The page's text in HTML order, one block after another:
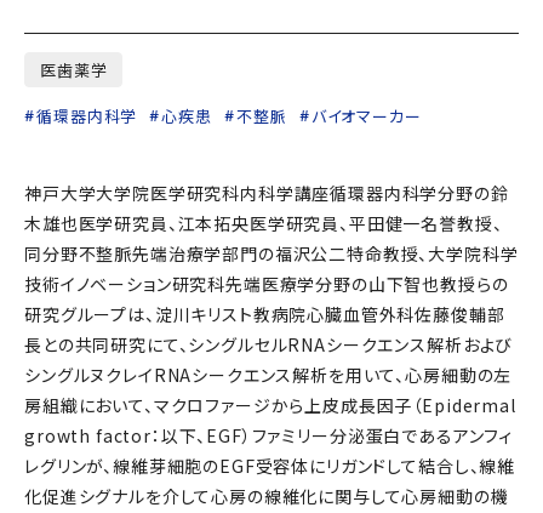
医歯薬学
循環器内科学
心疾患 不整脈 バイオマーカー
神戸大学大学院医学研究科内科学講座循環器内科学分野の鈴
木雄也医学研究員、江本拓央医学研究員、平田健一名誉教授、
同分野不整脈先端治療学部門の福沢公二特命教授、大学院科学
技術イノベーション研究科先端医療学分野の山下智也教授らの
研究グループは、淀川キリスト教病院心臓血管外科佐藤俊輔部
長との共同研究にて、シングルセルRNAシークエンス解析および
シングルヌクレイRNAシークエンス解析を用いて、心房細動の左
房組織において、マクロファージから上皮成長因子（Epidermal
growth factor：以下、EGF）ファミリー分泌蛋白であるアンフィ
レグリンが、線維芽細胞のEGF受容体にリガンドして結合し、線維
化促進シグナルを介して心房の線維化に関与して心房細動の機